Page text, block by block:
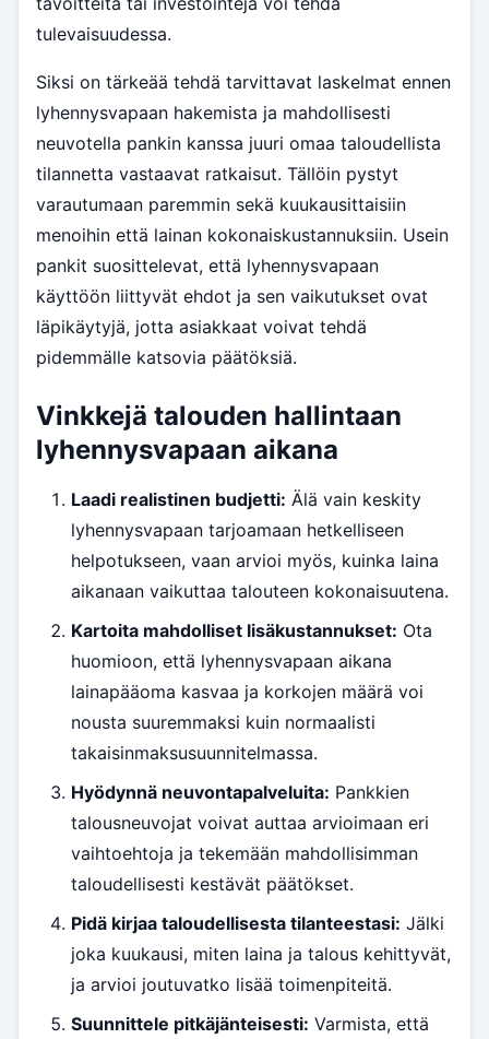
tulevaisuudessa.
Siksi on tärkeää tehdä tarvittavat laskelmat ennen
lyhennysvapaan hakemista ja mahdollisesti
neuvotella pankin kanssa juuri omaa taloudellista
tilannetta vastaavat ratkaisut. Tällöin pystyt
varautumaan paremmin sekä kuukausittaisiin
menoihin että lainan kokonaiskustannuksiin. Usein
pankit suosittelevat, että lyhennysvapaan
käyttöön liittyvät ehdot ja sen vaikutukset ovat
läpikäytyjä, jotta asiakkaat voivat tehdä
pidemmälle katsovia päätöksiä.
Vinkkejä talouden hallintaan
lyhennysvapaan aikana
Laadi realistinen budjetti: Älä vain keskity
lyhennysvapaan tarjoamaan hetkelliseen
helpotukseen, vaan arvioi myös, kuinka laina
aikanaan vaikuttaa talouteen kokonaisuutena.
Kartoita mahdolliset lisäkustannukset: Ota
huomioon, että lyhennysvapaan aikana
lainapääoma kasvaa ja korkojen määrä voi
nousta suuremmaksi kuin normaalisti
takaisinmaksusuunnitelmassa.
Hyödynnä neuvontapalveluita: Pankkien
talousneuvojat voivat auttaa arvioimaan eri
vaihtoehtoja ja tekemään mahdollisimman
taloudellisesti kestävät päätökset.
Pidä kirjaa taloudellisesta tilanteestasi: Jälki
joka kuukausi, miten laina ja talous kehittyvät,
ja arvioi joutuvatko lisää toimenpiteitä.
Suunnittele pitkäjänteisesti: Varmista, että